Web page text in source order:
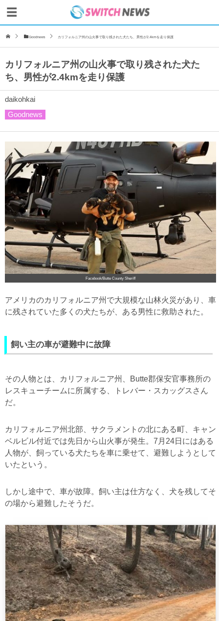
Goodnews カリフォルニア州の山火事で取り残された犬たち、男性が2.4kmを走り保護
カリフォルニア州の山火事で取り残された犬た
ち、男性が2.4kmを走り保護
daikohkai
Goodnews
Facebook/Butte County Sheriff
アメリカのカリフォルニア州で大規模な山林火災があり、車
に残されていた多くの犬たちが、ある男性に救助された。
飼い主の車が避難中に故障
その人物とは、カリフォルニア州、Butte郡保安官事務所の
レスキューチームに所属する、トレバー・スカッグスさん
だ。
カリフォルニア州北部、サクラメントの北にある町、キャン
ベルビル付近では先日から山火事が発生。7月24日にはある
人物が、飼っている犬たちを車に乗せて、避難しようとして
いたという。
しかし途中で、車が故障。飼い主は仕方なく、犬を残してそ
の場から避難したそうだ。